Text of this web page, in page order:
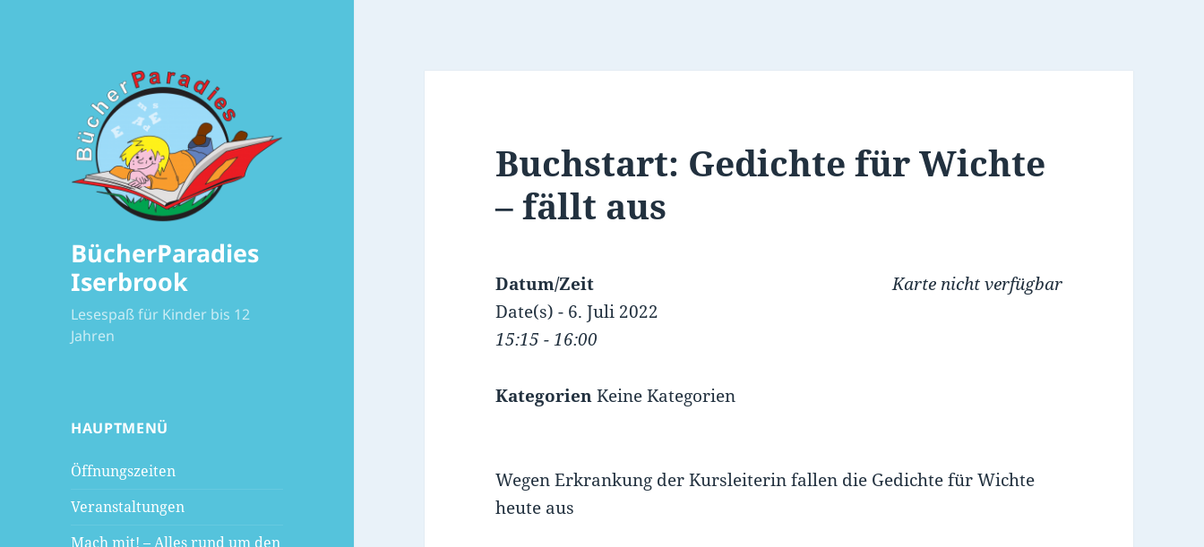
BücherParadies
Iserbrook
Lesespaß für Kinder bis 12
Jahren
HAUPTMENÜ
Öffnungszeiten
Veranstaltungen
Mach mit! – Alles rund um den
Buchstart: Gedichte für Wichte
– fällt aus
Karte nicht verfügbar
Datum/Zeit
Date(s) - 6. Juli 2022
15:15 - 16:00
KategorienKeine Kategorien
Wegen Erkrankung der Kursleiterin fallen die Gedichte für Wichte
heute aus